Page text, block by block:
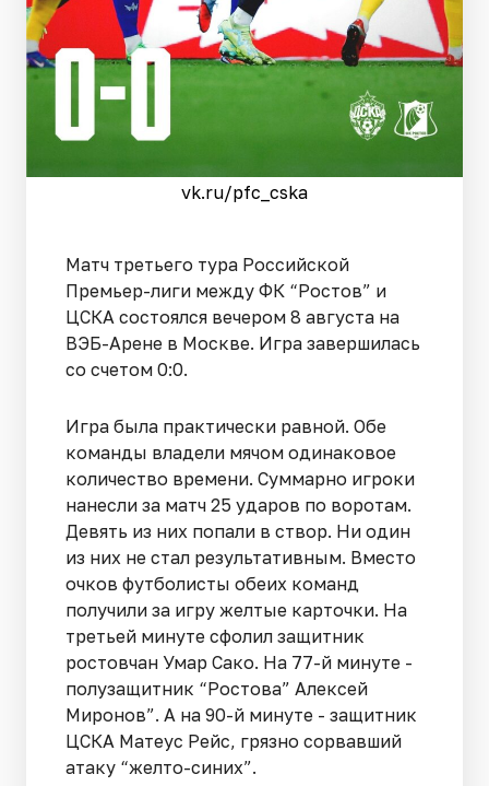
vk.ru/pfc_cska
Матч третьего тура Российской
Премьер-лиги между ФК “Ростов” и
ЦСКА состоялся вечером 8 августа на
ВЭБ-Арене в Москве. Игра завершилась
со счетом 0:0.
Игра была практически равной. Обе
команды владели мячом одинаковое
количество времени. Суммарно игроки
нанесли за матч 25 ударов по воротам.
Девять из них попали в створ. Ни один
из них не стал результативным. Вместо
очков футболисты обеих команд
получили за игру желтые карточки. На
третьей минуте сфолил защитник
ростовчан Умар Сако. На 77-й минуте -
полузащитник “Ростова” Алексей
Миронов”. А на 90-й минуте - защитник
ЦСКА Матеус Рейс, грязно сорвавший
атаку “желто-синих”.